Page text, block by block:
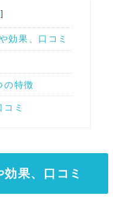
]
効果、口コミ
の特徴
ミ
果、口コミ